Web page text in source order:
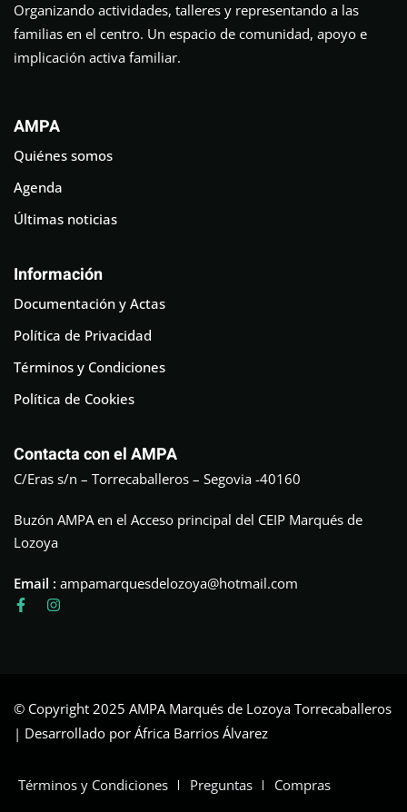
Organizando actividades, talleres y representando a las
familias en el centro. Un espacio de comunidad, apoyo e
implicación activa familiar.
AMPA
Quiénes somos
Agenda
Últimas noticias
Información
Documentación y Actas
Política de Privacidad
Términos y Condiciones
Política de Cookies
Contacta con el AMPA
C/Eras s/n – Torrecaballeros – Segovia -40160
Buzón AMPA en el Acceso principal del CEIP Marqués de
Lozoya
Email : ampamarquesdelozoya@hotmail.com
© Copyright 2025 AMPA Marqués de Lozoya Torrecaballeros
| Desarrollado por África Barrios Álvarez
Términos y Condiciones Preguntas Compras